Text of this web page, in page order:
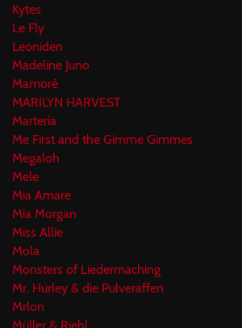
Kytes
Le Fly
Leoniden
Madeline Juno
Mamoré
MARILYN HARVEST
Marteria
Me First and the Gimme Gimmes
Megaloh
Mele
Mia Amare
Mia Morgan
Miss Allie
Mola
Monsters of Liedermaching
Mr. Hurley & die Pulveraffen
Mrlon